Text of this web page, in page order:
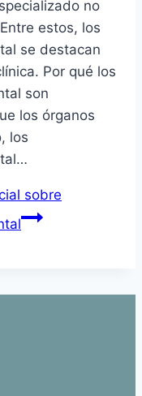
no
estos, los
se destacan
Por qué los
son
los órganos
los
sobre